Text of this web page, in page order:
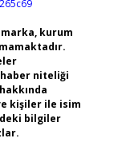
kurum
niteliği
kişiler ile isim
bilgiler